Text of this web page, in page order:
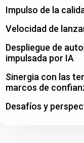
Impulso de la
Velocidad de
Despliegue de
impulsada por IA
Sinergia con las
marcos de
Desafíos y